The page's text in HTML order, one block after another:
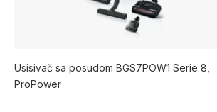
Usisivač sa posudom BGS7POW1 Serie 8,
ProPower